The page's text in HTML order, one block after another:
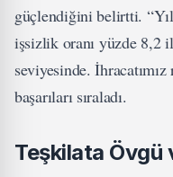
güçlendiğini belirtti.
işsizlik oranı yüzde 8,2
seviyesinde.
başarıları sıraladı.
Teşkilata Övgü